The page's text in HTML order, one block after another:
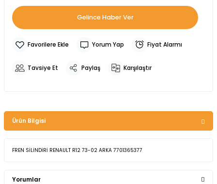
Gelince Haber Ver
Yorum Yap Fiyat Alarmı
Tavsiye Et Paylaş Karşılaştır
Ürün Bilgisi
FREN SİLİNDİRİ RENAULT R12 73-02 ARKA 7701365377
Yorumlar